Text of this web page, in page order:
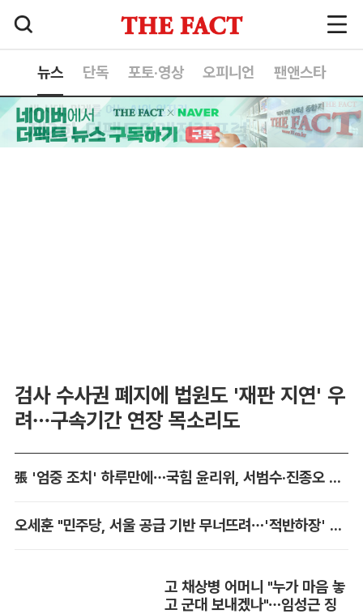
뉴스 단독 포토·영상 오피니언 팬앤스타
검사 수사권 폐지에 법원도 '재판 지연' 우
려…구속기간 연장 목소리도
張 '엄중 조치' 하루만에…국힘 윤리위, 서범수·진종오 징계 착수
오세훈 "민주당, 서울 공급 기반 무너뜨려…'적반하장' 도 넘어"
고 채상병 어머니 "누가 마음 놓
고 군대 보내겠나"…임성근 징